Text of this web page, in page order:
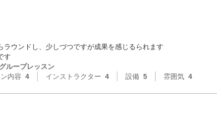
ウンドし、少しづつですが成果を感じるられます
す
グループレッスン
内容 4 インストラクター 4 設備 5 雰囲気 4